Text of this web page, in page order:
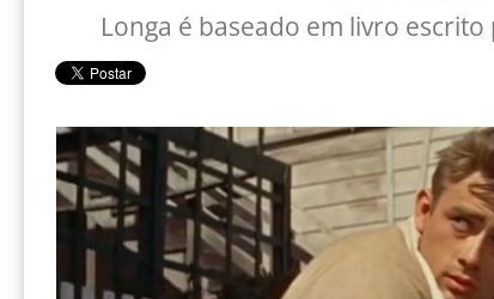
Longa é baseado em livro